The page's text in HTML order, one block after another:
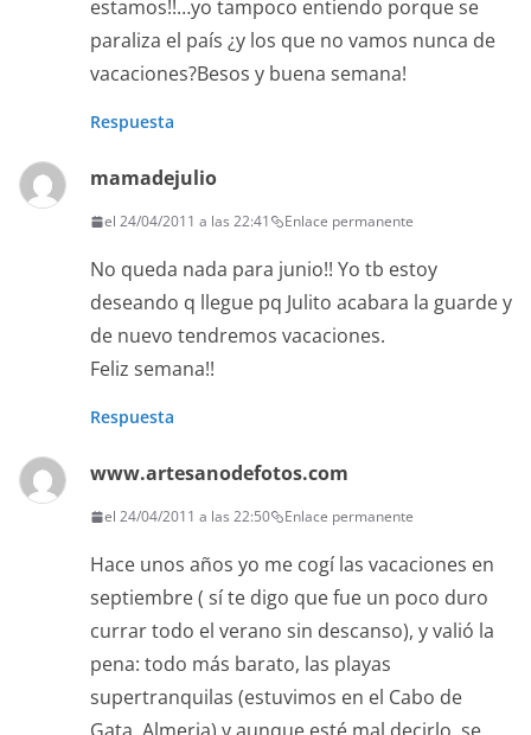
estamos!!…yo tampoco entiendo porque se
paraliza el país ¿y los que no vamos nunca de
vacaciones?Besos y buena semana!
Respuesta
mamadejulio
el 24/04/2011 a las 22:41 Enlace permanente
No queda nada para junio!! Yo tb estoy
deseando q llegue pq Julito acabara la guarde y
de nuevo tendremos vacaciones.
Feliz semana!!
Respuesta
www.artesanodefotos.com
el 24/04/2011 a las 22:50 Enlace permanente
Hace unos años yo me cogí las vacaciones en
septiembre ( sí te digo que fue un poco duro
currar todo el verano sin descanso), y valió la
pena: todo más barato, las playas
supertranquilas (estuvimos en el Cabo de